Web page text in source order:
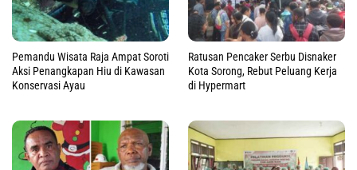
Pemandu Wisata Raja Ampat Soroti
Aksi Penangkapan Hiu di Kawasan
Konservasi Ayau
Ratusan Pencaker Serbu Disnaker
Kota Sorong, Rebut Peluang Kerja
di Hypermart